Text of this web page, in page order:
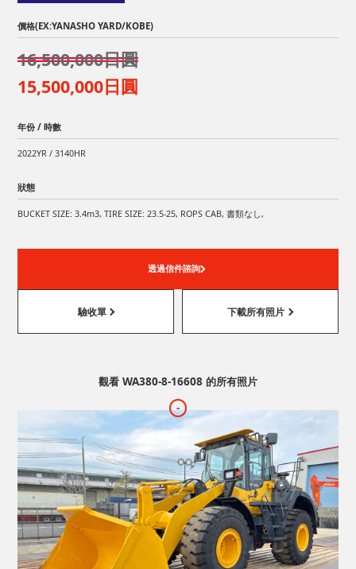
價格(EX:YANASHO YARD/KOBE)
16,500,000日圓
15,500,000日圓
年份 / 時數
2022YR / 3140HR
狀態
BUCKET SIZE: 3.4m3, TIRE SIZE: 23.5-25, ROPS CAB, 書類なし,
透過信件諮詢
驗收單 下載所有照片
觀看 WA380-8-16608 的所有照片